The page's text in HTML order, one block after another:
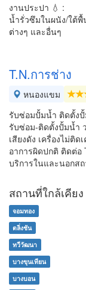
งานประปา 💧 :
น้ำรั่วซึมในผนัง/ใต้
ต่างๆ และอื่นๆ
T.N.การช่าง
หนองแขม
รับซ่อมปั้มน้ำ ติดตั้ง
รับซ่อม-ติดตั้งปั้มน้ำ
เสียงดัง เครื่องไม่ติ
อาการผิดปกติ ติดต่อ
บริการในและนอกส
สถานที่ใกล้เคียง
จอมทอง
ตลิ่งชัน
ทวีวัฒนา
บางขุนเทียน
บางบอน